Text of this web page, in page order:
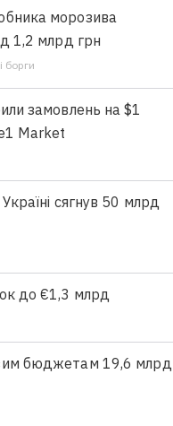
морозива
1,2 млрд грн
борги
замовлень на $1
Market
сягнув 50 млрд
до €1,3 млрд
бюджетам 19,6 млрд